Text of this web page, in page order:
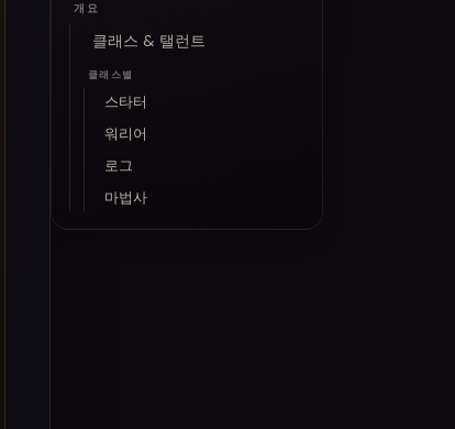
개요
클래스 & 탤런트
클래스별
스타터
워리어
로그
마법사